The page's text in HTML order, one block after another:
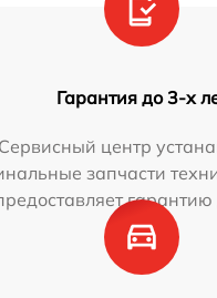
Гарантия до 3-х
Сервисный центр
запчасти
гарантию